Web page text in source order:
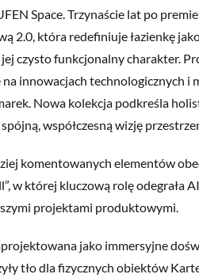
Space. Trzynaście lat po
2.0, która redefiniuje łazienkę
jej czysto funkcjonalny charakter.
na innowacjach technologicznych
Nowa kolekcja podkreśla
współczesną wizję
komentowanych elementów
w której kluczową rolę odegrała
projektami produktowymi.
jako immersyjne
tło dla fizycznych obiektów